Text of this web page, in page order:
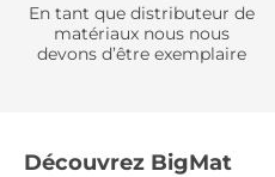
En tant que distributeur de
matériaux nous nous
devons d’être exemplaire
Découvrez BigMat